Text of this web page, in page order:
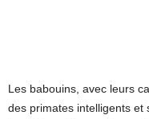
Les babouins, avec leurs
des primates intelligents et